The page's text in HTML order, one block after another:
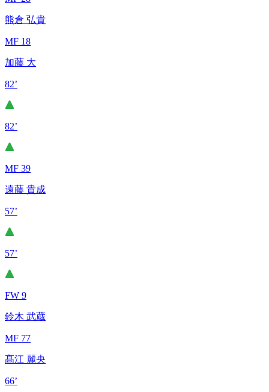
熊倉 弘貴
MF 18
加藤 大
82’
82’
MF 39
遠藤 貴成
57’
57’
FW 9
鈴木 武蔵
MF 77
髙江 麗央
66’